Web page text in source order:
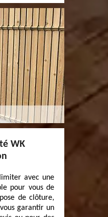
WK
avec une
pour vous de
de clôture,
garantir un